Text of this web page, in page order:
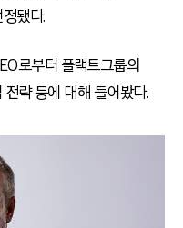
됐다.
로부터 플랙트그룹의
략 등에 대해 들어봤다.